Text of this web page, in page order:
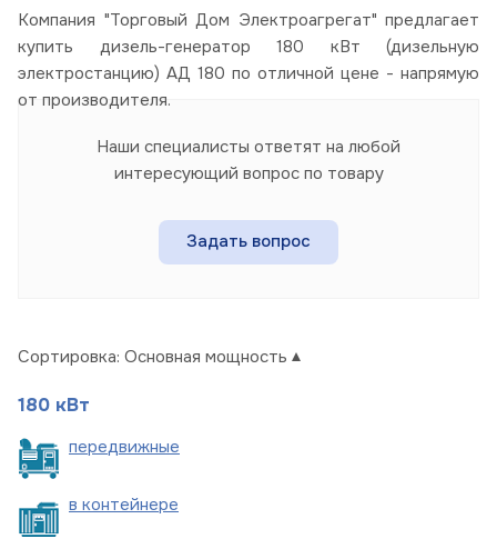
Компания "Торговый Дом Электроагрегат" предлагает
купить дизель-генератор 180 кВт (дизельную
электростанцию) АД 180 по отличной цене - напрямую
от производителя.
Наши специалисты ответят на любой
интересующий вопрос по товару
Задать вопрос
Сортировка: Основная мощность
180 кВт
передвижные
в контейнере